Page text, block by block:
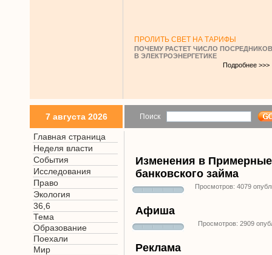
ПРОЛИТЬ СВЕТ НА ТАРИФЫ
ПОЧЕМУ РАСТЕТ ЧИСЛО ПОСРЕДНИКОВ
В ЭЛЕКТРОЭНЕРГЕТИКЕ
Подробнее >>>
7 августа 2026 Поиск
Главная страница
Неделя власти
События
Исследования
Право
Экология
36,6
Тема
Образование
Поехали
Мир
Изменения в
банковского займа
Просмотров: 4079
Афиша
Просмотров: 2909
Реклама